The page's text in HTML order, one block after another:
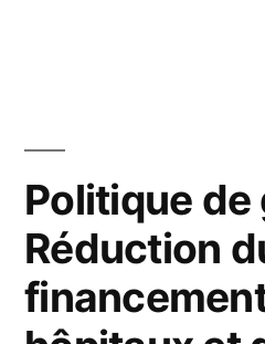
Politique de
Réduction